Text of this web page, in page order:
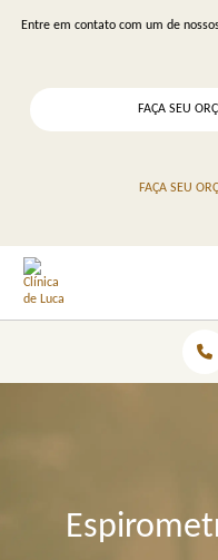
Entre em contato com um de
FAÇA SEU
FAÇA SEU